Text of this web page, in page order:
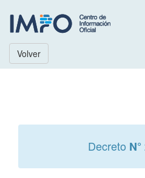
Volver
Decreto